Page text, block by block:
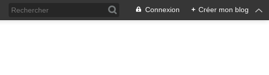
Connexion + Créer mon blog